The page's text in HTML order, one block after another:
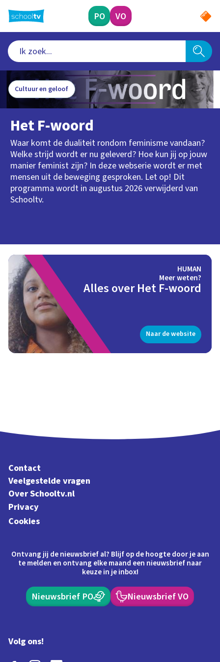
naar
hoofdinhoud
PO VO
Cultuur en geloof
Het F-woord
Waar komt de dualiteit rondom feminisme vandaan?
Welke strijd wordt er nu geleverd? Hoe kun jij op jouw
manier feminist zijn? In deze webserie wordt er met
mensen uit de beweging gesproken. Let op! Dit
programma wordt in augustus 2026 verwijderd van
Schooltv.
HUMAN
Meer weten?
Alles over Het F-woord
Naar de website
Contact
Veelgestelde vragen
Over Schooltv.nl
Privacy
Cookies
Ontvang jij de nieuwsbrief al? Blijf op de hoogte door je aan
te melden en ontvang elke maand een nieuwsbrief naar
keuze in je inbox!
Nieuwsbrief PO Nieuwsbrief VO
Volg ons!